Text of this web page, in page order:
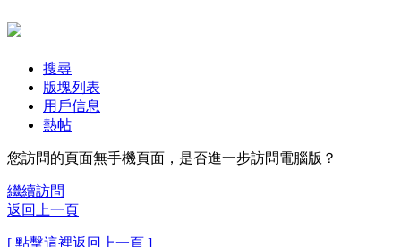
搜尋
版塊列表
用戶信息
熱帖
您訪問的頁面無手機頁面，是否進一步訪問電腦版？
繼續訪問
返回上一頁
[ 點擊這裡返回上一頁 ]